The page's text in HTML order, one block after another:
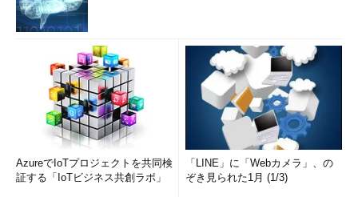
AzureでIoTプロジェクトを共同検
証する「IoTビジネス共創ラボ」
「LINE」に「Webカメラ」、の
ぞき見られた1月 (1/3)